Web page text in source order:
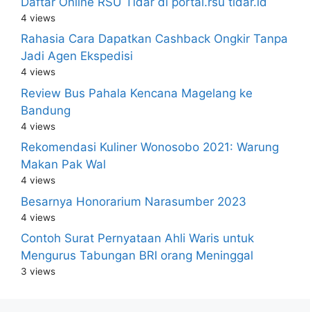
4 views
Rahasia Cara Dapatkan Cashback Ongkir Tanpa
Jadi Agen Ekspedisi
4 views
Review Bus Pahala Kencana Magelang ke
Bandung
4 views
Rekomendasi Kuliner Wonosobo 2021: Warung
Makan Pak Wal
4 views
Besarnya Honorarium Narasumber 2023
4 views
Contoh Surat Pernyataan Ahli Waris untuk
Mengurus Tabungan BRI orang Meninggal
3 views